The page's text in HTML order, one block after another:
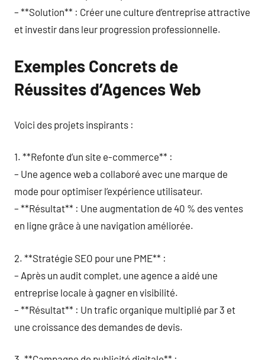
– **Solution** : Créer une culture d’entreprise attractive
et investir dans leur progression professionnelle.
Exemples Concrets de
Réussites d’Agences Web
Voici des projets inspirants :
1. **Refonte d’un site e-commerce** :
– Une agence web a collaboré avec une marque de
mode pour optimiser l’expérience utilisateur.
– **Résultat** : Une augmentation de 40 % des ventes
en ligne grâce à une navigation améliorée.
2. **Stratégie SEO pour une PME** :
– Après un audit complet, une agence a aidé une
entreprise locale à gagner en visibilité.
– **Résultat** : Un trafic organique multiplié par 3 et
une croissance des demandes de devis.